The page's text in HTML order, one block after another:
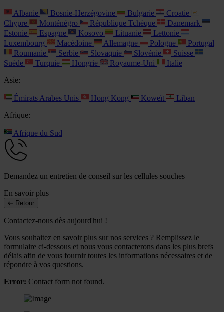
Albanie Bosnie-Herzégovine Bulgarie
Croatie
Chypre
Monténégro République Tchèque
Danemark
Estonie
Espagne Kosovo Lituanie
Lettonie
Luxembourg
Macédoine Allemagne Pologne
Portugal
Roumanie
Serbie Slovaquie Slovénie
Suisse
Suède
Turquie Hongrie Royaume-Uni
Italie
Asie:
Émirats Arabes Unis Hong Kong Koweït
Liban
Afrique:
Afrique du Sud
Demandez un entretien de conseil sur les cellules souches
En savoir plus
Retour
Contactez-nous dès aujourd'hui !
Vous souhaitez en savoir plus sur nos services ? Remplissez le
formulaire ci-dessous et nous vous contacterons dans les plus brefs
délais afin de vous fournir toutes les informations nécessaires et de
répondre à vos questions.
Error: Contact form not found.